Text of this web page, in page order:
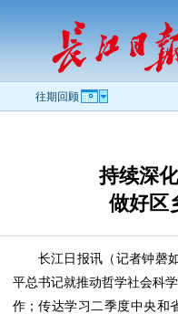
往期回顾
持续深
做好区
长江日报讯（记者钟磬
平总书记就推动哲学社会科
作；传达学习二季度中央和